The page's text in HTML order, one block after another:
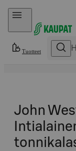
Hyppää sisältöön
Tuotteet
John